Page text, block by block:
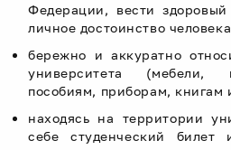
Федерации, вести
личное достоинство
бережно и аккуратно
университета (мебели,
пособиям, приборам, книгам
находясь на территории
себе студенческий билет